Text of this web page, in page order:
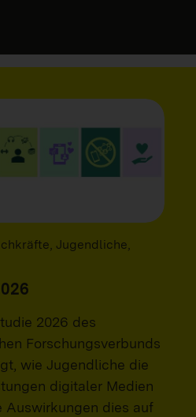
Jugendliche,
2026 des
Forschungsverbunds
wie Jugendliche die
digitaler Medien
Auswirkungen dies auf